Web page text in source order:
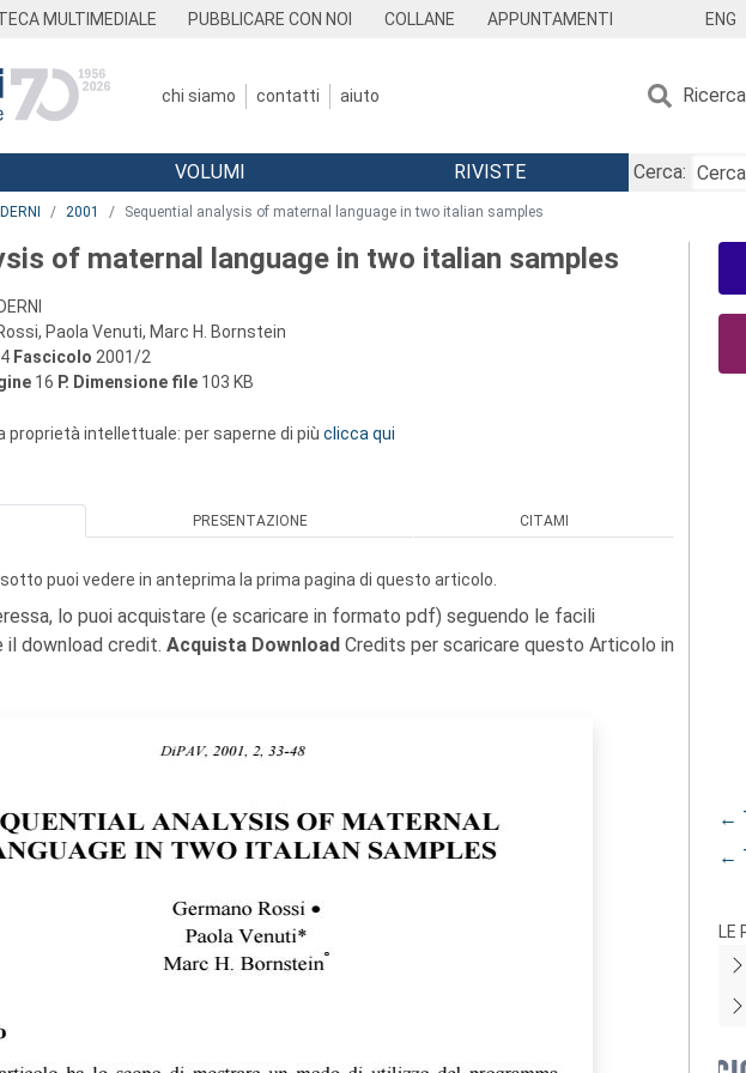
MULTIMEDIALE PUBBLICARE CON NOI COLLANE APPUNTAMENTI ENG
chi siamo contatti aiuto
VOLUMI RIVISTE
Cerca:
2001 Sequential analysis of maternal language in two italian samples
of maternal language in two italian samples
Paola Venuti, Marc H. Bornstein
Fascicolo 2001/2
16 P. Dimensione file 103 KB
proprietà intellettuale: per saperne di più clicca qui
PRESENTAZIONE CITAMI
puoi vedere in anteprima la prima pagina di questo articolo.
lo puoi acquistare (e scaricare in formato pdf) seguendo le facili
il download credit. Acquista Download Credits per scaricare questo Articolo in
←
←
LE